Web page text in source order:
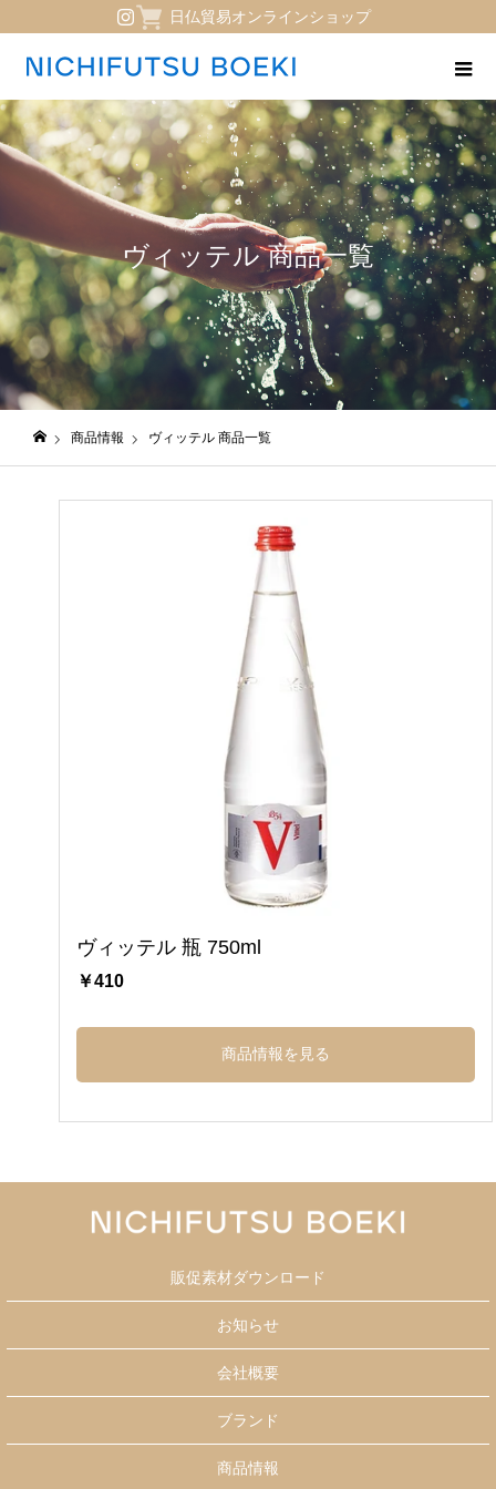
日仏貿易オンラインショップ
ヴィッテル 商品一覧
商品情報 ヴィッテル 商品一覧
ヴィッテル 瓶 750ml
￥410
商品情報を見る
販促素材ダウンロード
お知らせ
会社概要
ブランド
商品情報